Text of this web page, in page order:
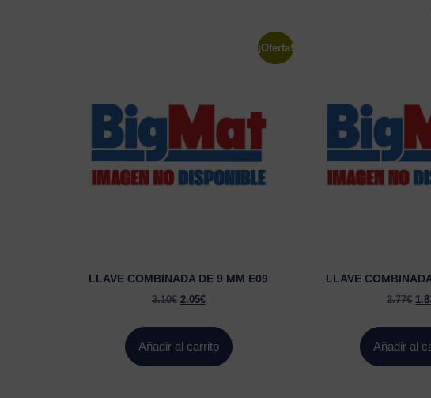
¡Oferta!
LLAVE COMBINADA DE 9 MM E09
3.10€ 2.05€
Añadir al carrito
LLAVE
2.77€
Añadir al